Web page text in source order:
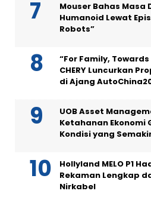
Mouser Bahas Masa
Humanoid Lewat
Robots”
“For Family,
CHERY Luncurkan
di Ajang
UOB Asset
Ketahanan Ekonomi
Kondisi yang
Hollyland MELO P1
Rekaman Lengkap
Nirkabel